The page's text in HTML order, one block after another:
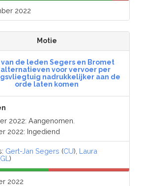
2022
Motie
van de leden Segers en Bromet
alternatieven voor vervoer per
nadrukkelijker aan de
orde laten komen
2022: Aangenomen.
2022: Ingediend
Gert-Jan Segers (CU), Laura
GL)
2022